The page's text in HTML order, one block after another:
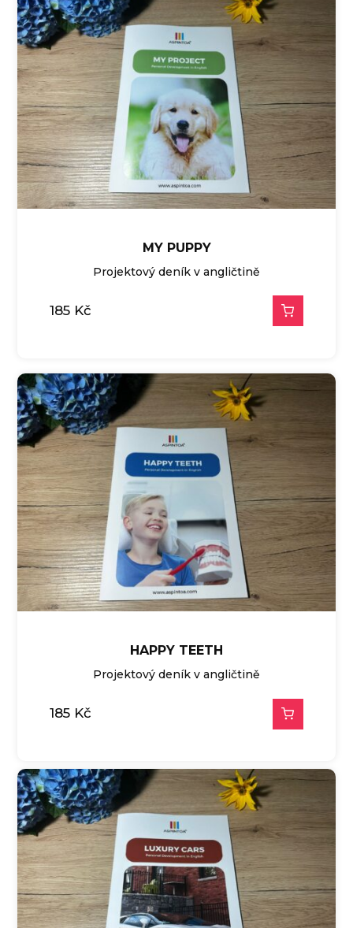
MY PUPPY
Projektový deník v angličtině
185Kč
HAPPY TEETH
Projektový deník v angličtině
185Kč